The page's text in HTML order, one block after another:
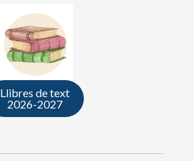
Llibres de text
2026-2027